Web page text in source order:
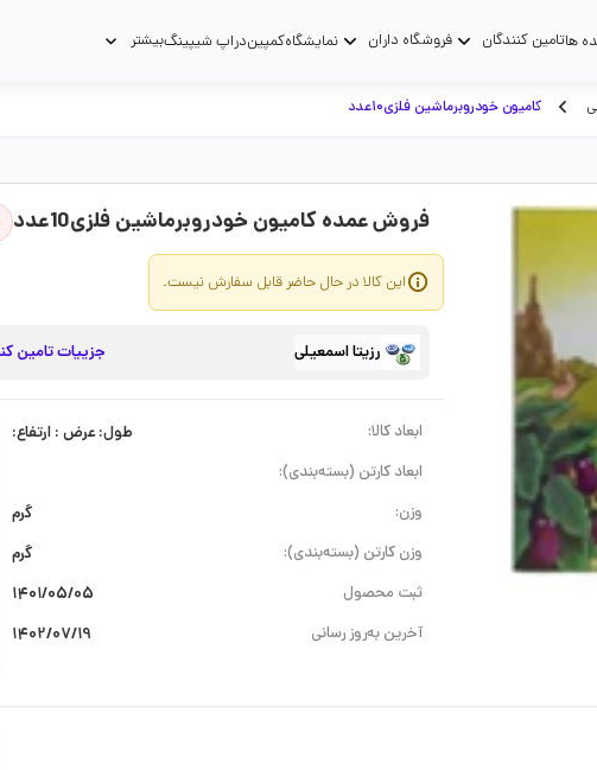
هاتامین کنندگان فروشگاه داران نمایشگاهکمپیندراپ شیپینگبیشتر
کامیون خودروبرماشین فلزی10عدد
فروش عمده کامیون خودروبرماشین فلزی10عدد
این کالا در حال حاضر قابل سفارش نیست.
رزیتا اسمعیلی جزییات تامین
ابعاد کالا: طول: عرض : ارتفاع:
ابعاد کارتن (بسته‌بندی):
وزن:
گرم
وزن کارتن (بسته‌بندی): گرم
ثبت محصول 1401/05/05
آخرین به‌روز رسانی 1402/07/19